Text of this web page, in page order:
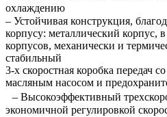
охлаждению
– Устойчивая конструкция,
корпусу: металлический корпус,
корпусов, механически и
стабильный
3-х скоростная коробка передач
масляным насосом и
– Высокоэффективный
экономичной регулировкой